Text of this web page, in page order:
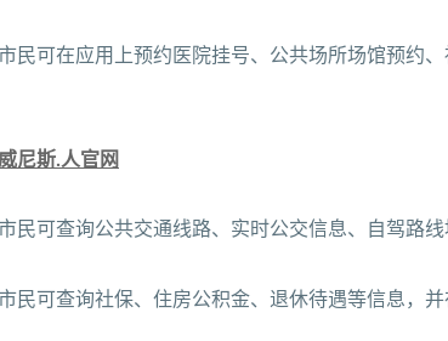
民可在应用上预约医院挂号、公共场所场馆预约
尼斯.人官网
民可查询公共交通线路、实时公交信息、自驾路线
民可查询社保、住房公积金、退休待遇等信息，并